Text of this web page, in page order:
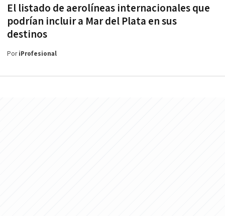
El listado de aerolíneas internacionales que
podrían incluir a Mar del Plata en sus
destinos
PoriProfesional